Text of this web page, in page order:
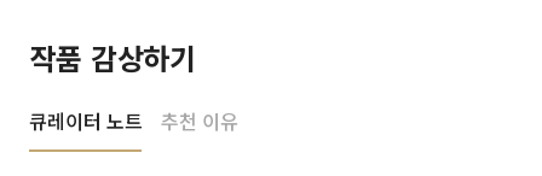
작품 감상하기
큐레이터 노트 추천 이유